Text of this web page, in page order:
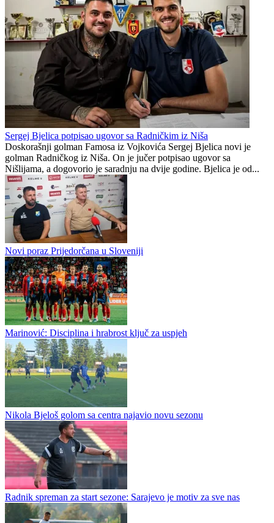
Paunović peto pojačanje Igokee
Roman Pen novo pojačanje Igosa
Republika Srpska
1 0
Sergej Bjelica potpisao ugovor sa Radničkim iz Niša
Doskorašnji golman Famosa iz Vojkovića Sergej Bjelica novi je
golman Radničkog iz Niša. On je jučer potpisao ugovor sa
Nišlijama, a dogovorio je saradnju na dvije godine. Bjelica je od...
Novi poraz Prijedorčana u Sloveniji
Marinović: Disciplina i hrabrost ključ za uspjeh